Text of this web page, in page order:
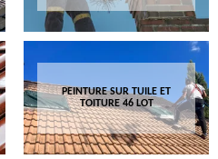
PEINTURE SUR TUILE ET
TOITURE 46 LOT